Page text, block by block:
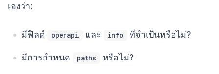
เองว่า:
มีฟิลด์ openapi และ info ที่จำเป็นหรือไม่?
มีการกำหนด paths หรือไม่?